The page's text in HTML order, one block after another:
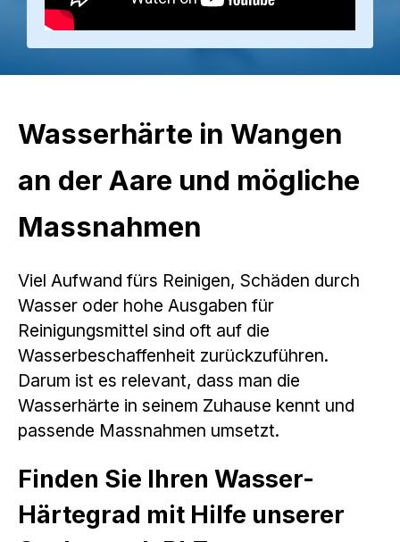
Wasserhärte in Wangen
an der Aare und mögliche
Massnahmen
Viel Aufwand fürs Reinigen, Schäden durch
Wasser oder hohe Ausgaben für
Reinigungsmittel sind oft auf die
Wasserbeschaffenheit zurückzuführen.
Darum ist es relevant, dass man die
Wasserhärte in seinem Zuhause kennt und
passende Massnahmen umsetzt.
Finden Sie Ihren Wasser-
Härtegrad mit Hilfe unserer